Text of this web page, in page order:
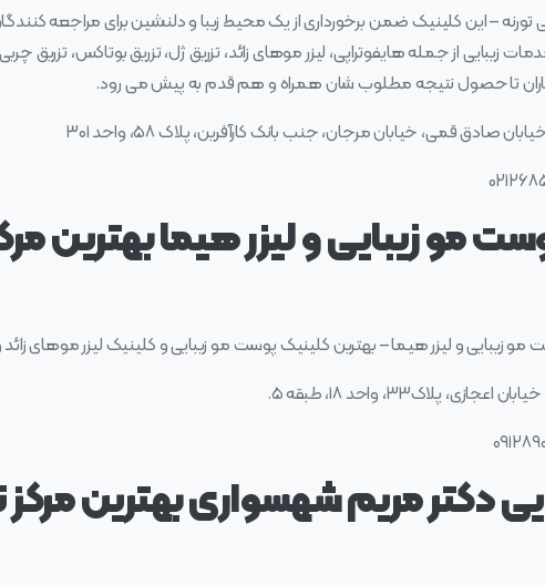
– این کلینیک ضمن برخورداری از یک محیط زیبا و دلنشین برای مراجعه
زیبایی از جمله هایفوتراپی، لیزر موهای زائد، تزریق ژل، تزریق بوتاکس، تزریق
تا حصول نتیجه مطلوب شان همراه و هم قدم به پیش می رود.
صادق قمی، خیابان مرجان، جنب بانک کارآفرین، پلاک ۵۸، واحد ۳۰۱
مو زیبایی و لیزر هیما بهترین
زیبایی و لیزر هیما – بهترین کلینیک پوست مو زیبایی و کلینیک لیزر موهای زائد و
پلاک۳۳، واحد ۱۸، طبقه ۵.
دکتر مریم شهسواری بهترین مرکز